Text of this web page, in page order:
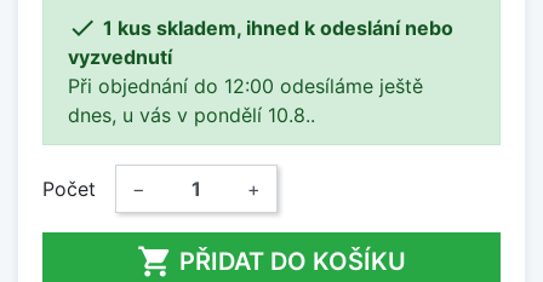
 1 kus skladem, ihned k odeslání nebo
vyzvednutí
Při objednání do 12:00 odesíláme ještě
dnes, u vás v pondělí 10.8..
Počet − +
 PŘIDAT DO KOŠÍKU